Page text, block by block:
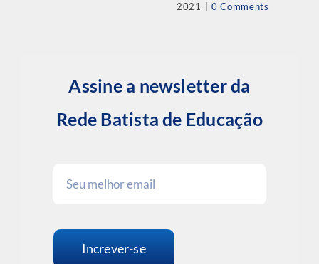
2021
0 Comments
Assine a newsletter da
Rede Batista de Educação
Increver-se